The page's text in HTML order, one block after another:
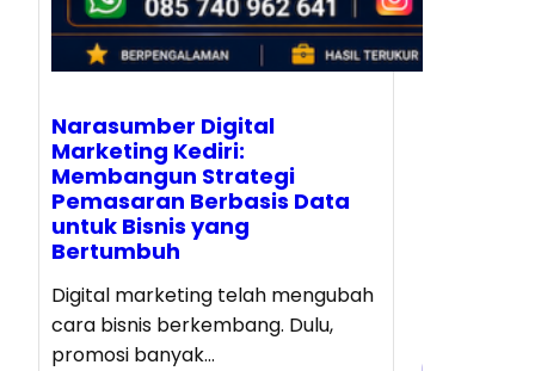
Narasumber Digital
Marketing Kediri:
Membangun Strategi
Pemasaran Berbasis Data
untuk Bisnis yang
Bertumbuh
Digital marketing telah mengubah
cara bisnis berkembang. Dulu,
promosi banyak…